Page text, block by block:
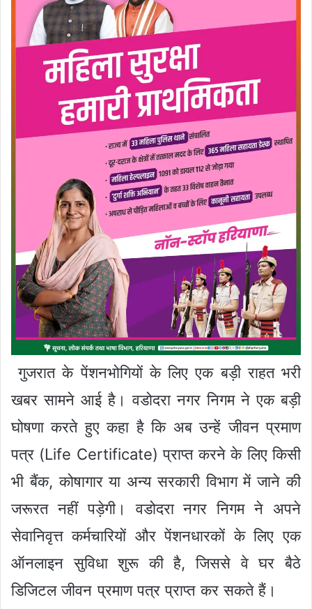
गुजरात के पेंशनभोगियों के लिए एक बड़ी राहत भरी
खबर सामने आई है। वडोदरा नगर निगम ने एक बड़ी
घोषणा करते हुए कहा है कि अब उन्हें जीवन प्रमाण
पत्र (Life Certificate) प्राप्त करने के लिए किसी
भी बैंक, कोषागार या अन्य सरकारी विभाग में जाने की
जरूरत नहीं पड़ेगी। वडोदरा नगर निगम ने अपने
सेवानिवृत्त कर्मचारियों और पेंशनधारकों के लिए एक
ऑनलाइन सुविधा शुरू की है, जिससे वे घर बैठे
डिजिटल जीवन प्रमाण पत्र प्राप्त कर सकते हैं।